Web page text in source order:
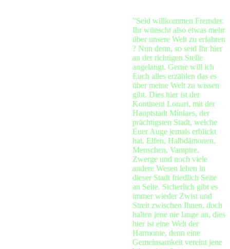
"Seid willkommen Fremder.
Ihr wünscht also etwas mehr
über unsere Welt zu erfahren
? Nun denn, so seid Ihr hier
an der richtigen Stelle
angelangt. Gerne will ich
Euch alles erzählen das es
über meine Welt zu wissen
gibt. Dies hier ist der
Kontinent Lonari, mit der
Hauptstadt Mínlaes, der
prächtigsten Stadt, welche
Euer Auge jemals erblickt
hat. Elfen, Halbdämonen,
Menschen, Vampire,
Zwerge und noch viele
andere Wesen leben in
dieser Stadt friedlich Seite
an Seite. Sicherlich gibt es
immer wieder Zwist und
Streit zwischen Ihnen, doch
halten jene nie lange an, dies
hier ist eine Welt der
Harmonie, denn eine
Gemeinsamkeit vereint jene